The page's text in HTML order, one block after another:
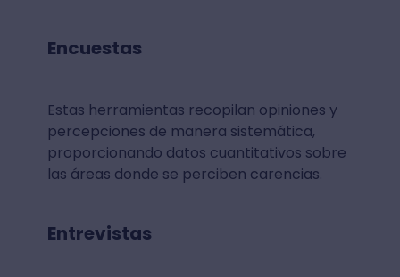
Encuestas
Estas herramientas recopilan opiniones y
percepciones de manera sistemática,
proporcionando datos cuantitativos sobre
las áreas donde se perciben carencias.
Entrevistas